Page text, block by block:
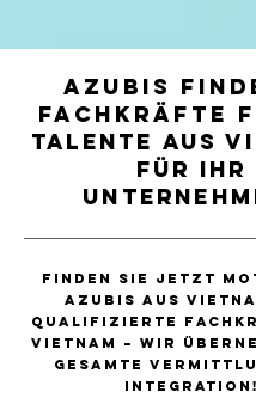
Azubis
Fachkräfte
Talente aus
für Ihr
Finden Sie jetzt
Azubis aus
qualifizierte
Vietnam – wir
gesamte
Integration!